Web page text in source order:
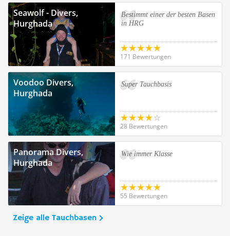
Seawolf - Divers,
Hurghada
Bestimmt einer der besten Basen
in HRG
171 Bewertungen
Voodoo Divers,
Hurghada
Super Tauchbasis
28 Bewertungen
Panorama Divers,
Hurghada
Wie immer Klasse
55 Bewertungen
Zeige alle Tauchbasen